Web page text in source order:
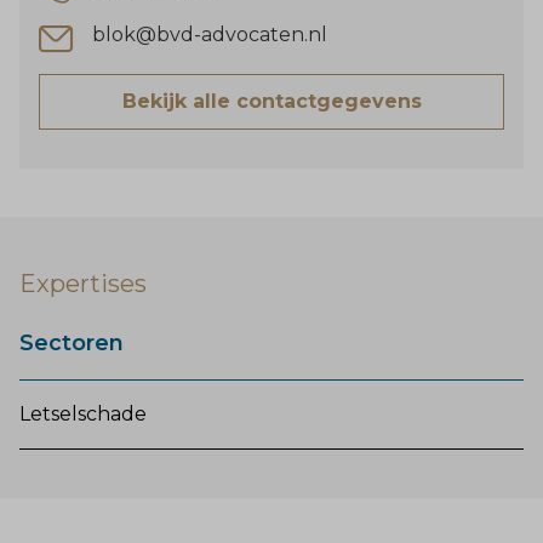
blok@bvd-advocaten.nl
Bekijk alle contactgegevens
Expertises
Sectoren
Letselschade